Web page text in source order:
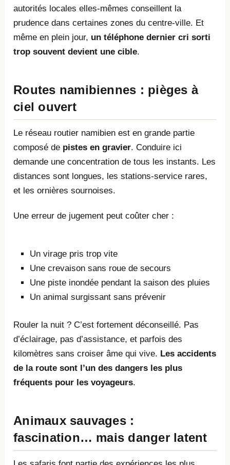
autorités locales elles-mêmes conseillent la
prudence dans certaines zones du centre-ville. Et
même en plein jour, un téléphone dernier cri sorti
trop souvent devient une cible.
Routes namibiennes : pièges à
ciel ouvert
Le réseau routier namibien est en grande partie
composé de pistes en gravier. Conduire ici
demande une concentration de tous les instants. Les
distances sont longues, les stations-service rares,
et les ornières sournoises.
Une erreur de jugement peut coûter cher :
Un virage pris trop vite
Une crevaison sans roue de secours
Une piste inondée pendant la saison des pluies
Un animal surgissant sans prévenir
Rouler la nuit ? C’est fortement déconseillé. Pas
d’éclairage, pas d’assistance, et parfois des
kilomètres sans croiser âme qui vive. Les accidents
de la route sont l’un des dangers les plus
fréquents pour les voyageurs.
Animaux sauvages :
fascination… mais danger latent